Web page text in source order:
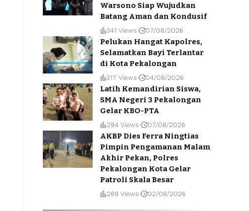
Warsono Siap Wujudkan
Batang Aman dan Kondusif
341 Views 07/08/2026
Pelukan Hangat Kapolres,
Selamatkan Bayi Terlantar
di Kota Pekalongan
317 Views 04/08/2026
Latih Kemandirian Siswa,
SMA Negeri 3 Pekalongan
Gelar KBO-PTA
294 Views 07/08/2026
AKBP Dies Ferra Ningtias
Pimpin Pengamanan Malam
Akhir Pekan, Polres
Pekalongan Kota Gelar
Patroli Skala Besar
289 Views 02/08/2026